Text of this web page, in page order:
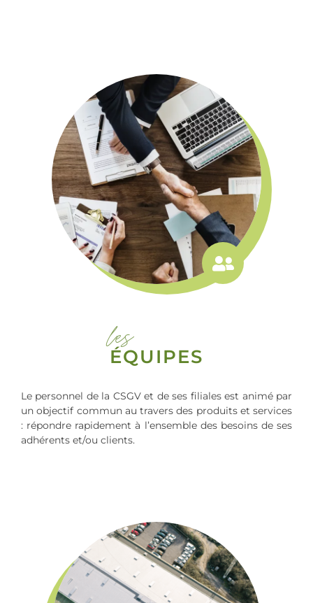
les
ÉQUIPES
Le personnel de la CSGV et de ses filiales est animé par
un objectif commun au travers des produits et services
: répondre rapidement à l’ensemble des besoins de ses
adhérents et/ou clients.